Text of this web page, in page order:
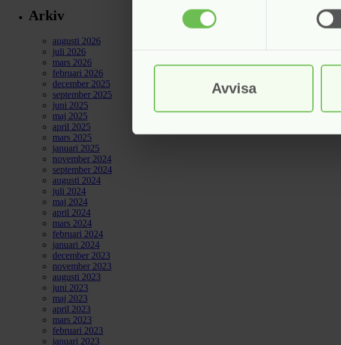
Avvisa
Arkiv
augusti 2026
juli 2026
mars 2026
februari 2026
december 2025
september 2025
juni 2025
maj 2025
april 2025
mars 2025
januari 2025
november 2024
september 2024
augusti 2024
juli 2024
maj 2024
april 2024
mars 2024
februari 2024
januari 2024
december 2023
november 2023
augusti 2023
juni 2023
maj 2023
april 2023
mars 2023
februari 2023
januari 2023